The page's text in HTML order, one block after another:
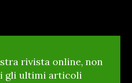
rivista online, non
gli ultimi articoli